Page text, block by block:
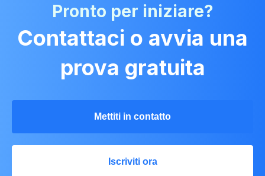
Pronto per iniziare?
Contattaci o avvia una
prova gratuita
Mettiti in contatto
Iscriviti ora